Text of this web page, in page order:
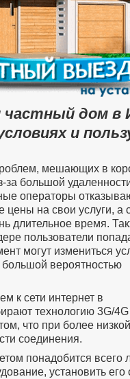
дом в
и
мешающих в
за большой
операторы
цены на свои услуги, а
длительное время.
пользователи
могут измениться
большой вероятностью
к сети интернет в
технологию 3G/4G
что при более низкой
соединения.
понадобится всего
установить его